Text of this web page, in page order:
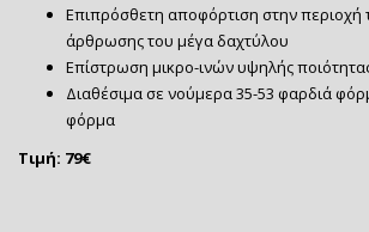
Επιπρόσθετη αποφόρτιση στην περιοχή
άρθρωσης του μέγα δαχτύλου
Επίστρωση μικρο-ινών υψηλής
Διαθέσιμα σε νούμερα 35-53 φαρδιά
φόρμα
Τιμή: 79€